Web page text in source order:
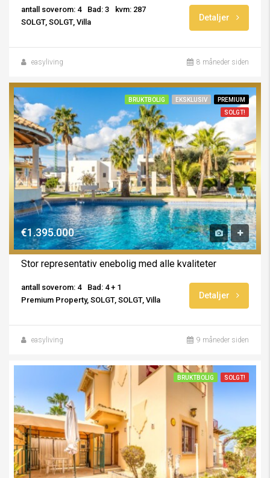
antall soverom: 4 Bad: 3
kvm: 287
SOLGT, SOLGT, Villa
Detaljer
easyliving 8 måneder siden
BRUKTBOLIG EKSKLUSIV
PREMIUM
SOLGT!
€1.395.000
Stor representativ enebolig med alle kvaliteter
antall soverom: 4
Bad: 4 + 1
Premium Property, SOLGT, SOLGT, Villa
Detaljer
easyliving 9 måneder siden
BRUKTBOLIG SOLGT!